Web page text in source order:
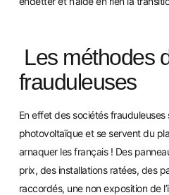
Les méthodes
frauduleuses
En effet des sociétés
photovoltaïque et se servent du
arnaquer les français ! Des
prix, des installations ratées, des
raccordés, une non exposition de